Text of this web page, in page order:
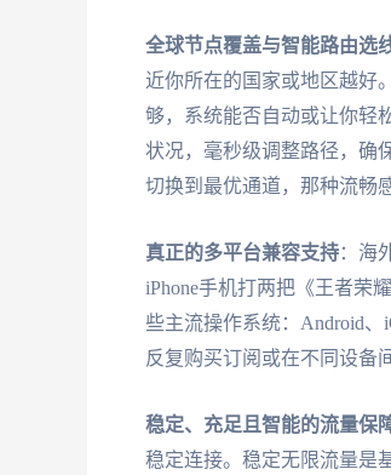
全球节点覆盖与智能路由选
近你所在的国家或地区越好
够，系统能否自动或让你轻
状况，毫秒级调整路径，确
切换到最优通道，那种流畅
真正的多平台兼容支持：海
iPhone手机打两把《王者荣
些主流操作系统：Android、
反复购买订阅或在不同设备
稳定、充足且智能的流量保
稳定连接。稳定无限流量是